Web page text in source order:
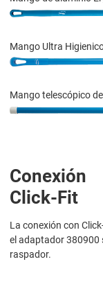
Mango Ultra
Mango telescópico
Conexión
Click-Fit
La conexión con
el adaptador 380900
raspador.